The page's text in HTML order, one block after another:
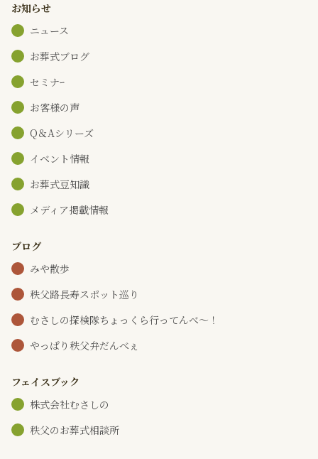
お知らせ
ニュース
お葬式ブログ
セミナｰ
お客様の声
Q＆Aシリーズ
イベント情報
お葬式豆知識
メディア掲載情報
ブログ
みや散歩
秩父路長寿スポット巡り
むさしの探検隊ちょっくら行ってんべ～！
やっぱり秩父弁だんべぇ
フェイスブック
株式会社むさしの
秩父のお葬式相談所